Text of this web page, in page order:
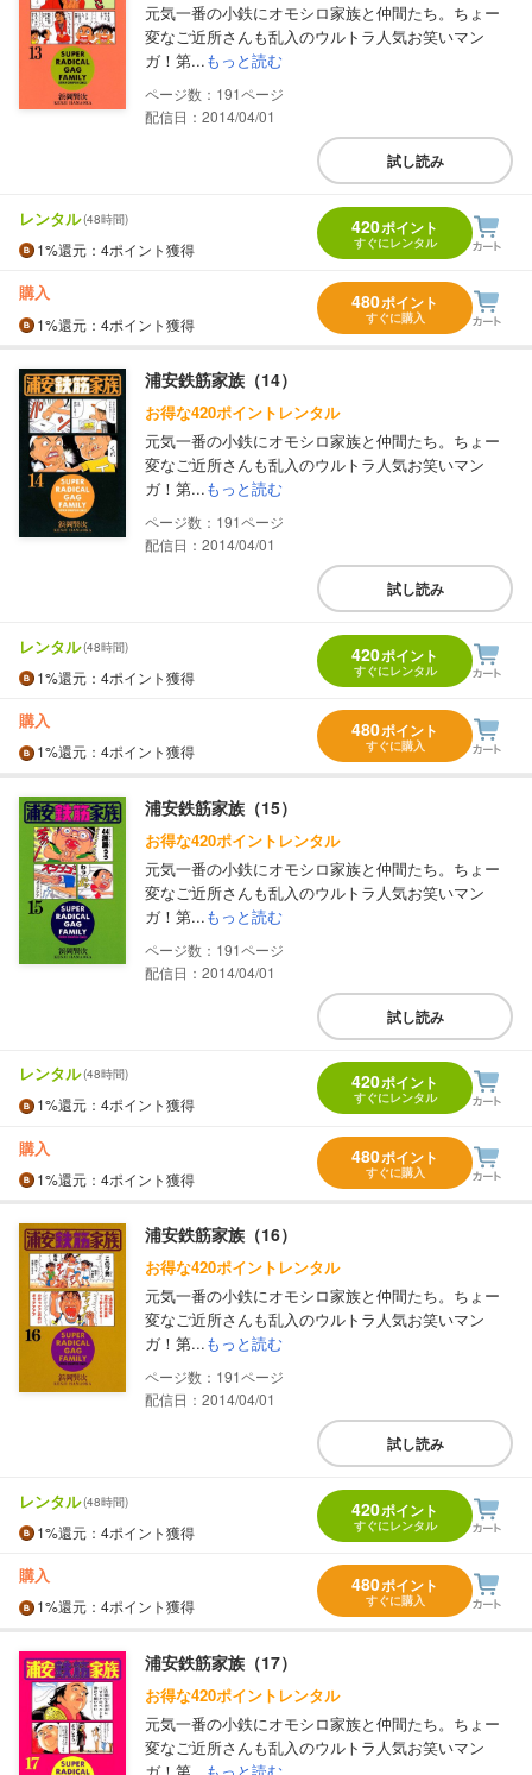
元気一番の小鉄にオモシロ家族と仲間たち。ちょー
変なご近所さんも乱入のウルトラ人気お笑いマン
ガ！第...もっと読む
191
配信日：2014/04/01
試し読み
レンタル(48時間)
1%還元 ：4ポイント獲得
420ポイント
すぐにレンタル
購入
1%還元 ：4ポイント獲得
480ポイント
すぐに購入
浦安鉄筋家族（14）
お得な420ポイントレンタル
元気一番の小鉄にオモシロ家族と仲間たち。ちょー
変なご近所さんも乱入のウルトラ人気お笑いマン
ガ！第...もっと読む
191
配信日：2014/04/01
試し読み
レンタル(48時間)
1%還元 ：4ポイント獲得
420ポイント
すぐにレンタル
購入
1%還元 ：4ポイント獲得
480ポイント
すぐに購入
浦安鉄筋家族（15）
お得な420ポイントレンタル
元気一番の小鉄にオモシロ家族と仲間たち。ちょー
変なご近所さんも乱入のウルトラ人気お笑いマン
ガ！第...もっと読む
191
配信日：2014/04/01
試し読み
レンタル(48時間)
1%還元 ：4ポイント獲得
420ポイント
すぐにレンタル
購入
1%還元 ：4ポイント獲得
480ポイント
すぐに購入
浦安鉄筋家族（16）
お得な420ポイントレンタル
元気一番の小鉄にオモシロ家族と仲間たち。ちょー
変なご近所さんも乱入のウルトラ人気お笑いマン
ガ！第...もっと読む
191
配信日：2014/04/01
試し読み
レンタル(48時間)
1%還元 ：4ポイント獲得
420ポイント
すぐにレンタル
購入
1%還元 ：4ポイント獲得
480ポイント
すぐに購入
浦安鉄筋家族（17）
お得な420ポイントレンタル
元気一番の小鉄にオモシロ家族と仲間たち。ちょー
変なご近所さんも乱入のウルトラ人気お笑いマン
ガ！第...
もっと読む